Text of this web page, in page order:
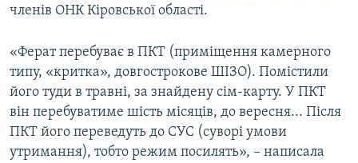
членів ОНК Кіровської області.
«Ферат перебуває в ПКТ (приміщення камерного
типу, «критка», довгострокове ШІЗО). Помістили
його туди в травні, за знайдену сім-карту. У ПКТ
він перебуватиме шість місяців, до вересня... Після
ПКТ його переведуть до СУС (суворі умови
утримання), тобто режим посилять», – написала